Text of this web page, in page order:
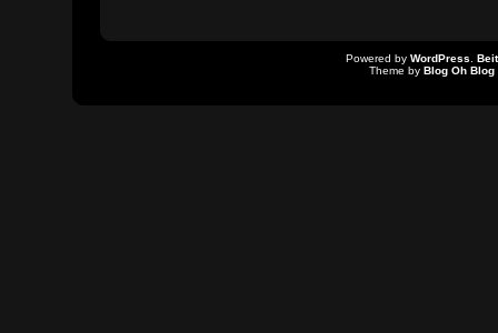
Powered by WordPress
Theme by Blog Oh Blog